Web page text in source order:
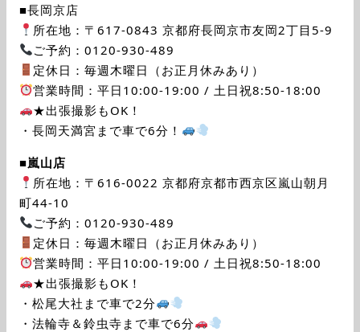
■長岡京店
所在地：〒617-0843 京都府長岡京市友岡2丁目5-9
ご予約：0120-930-489
定休日：毎週木曜日（お正月休みあり）
営業時間：平日10:00-19:00 / 土日祝8:50-18:00
★出張撮影もOK！
・長岡天満宮まで車で6分！
■嵐山店
所在地：〒616-0022 京都府京都市西京区嵐山朝月
町44-10
ご予約：0120-930-489
定休日：毎週木曜日（お正月休みあり）
営業時間：平日10:00-19:00 / 土日祝8:50-18:00
★出張撮影もOK！
・松尾大社まで車で2分
・法輪寺＆鈴虫寺まで車で6分